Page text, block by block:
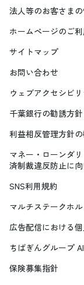
法人等のお客さま
ホームページのご
サイトマップ
お問い合わせ
ウェブアクセシビ
千葉銀行の勧誘方針
利益相反管理方針
マネー・ローンダ
済制裁違反防止に
SNS利用規約
マルチステークホ
広告配信における
ちばぎんグループ
保険募集指針